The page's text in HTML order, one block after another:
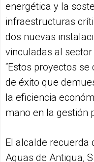
energética y la
infraestructuras
dos nuevas
vinculadas al
“Estos proyectos
de éxito que
la eficiencia
mano en la gestión
El alcalde recuerda
Aguas de Antigua,